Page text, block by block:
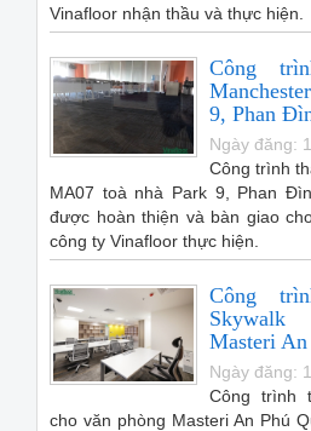
Vinafloor nhận thầu và thực hiện.
Công
9, Phan
Ngày đăng:
Công trình
MA07 toà nhà Park 9, Phan
được hoàn thiện và bàn giao
công ty Vinafloor thực hiện.
Công
Masteri An
Ngày đăng:
Công trình
cho văn phòng Masteri An Phú